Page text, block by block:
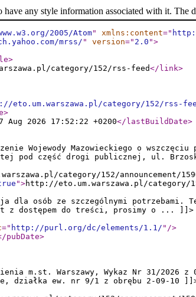
any style information associated with it. The
2005/Atom" xmlns:content="
mrss/ " version=" 2.0 ">
>
category/152/rss-feed</link>
eto.um.warszawa.pl/category/152/rss-
>
2026 17:52:22 +0200</lastBuildDate>
Wojewody Mazowieckiego o
pod część drogi publicznej, ul.
category/152/announcement/
">http://eto.um.warszawa.pl/category/
dla osób ze szczególnymi potrzebami.
z dostępem do treści, prosimy o ... ]]>
=" http://purl.org/dc/elements/1.1/ " />
pubDate>
m.st. Warszawy, Wykaz Nr 31/
działka ew. nr 9/1 z obrębu 2-09-10